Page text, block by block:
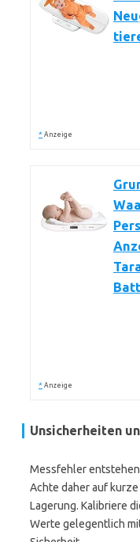
* Anzeige
* Anzeige
Unsicherheiten
Messfehler
Achte daher auf
Lagerung. Kalibriere
Werte gelegentlich